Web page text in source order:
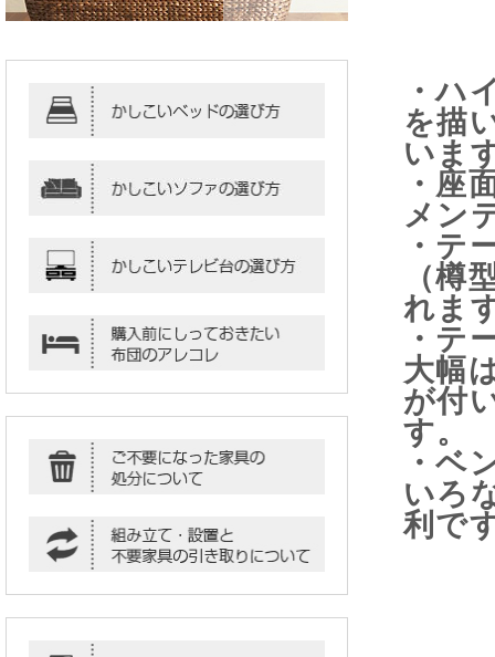
・ハ
を描
いま
・座
メン
・テ
（樽
れま
・テ
大幅
が付
す。
・ベ
いろ
利で